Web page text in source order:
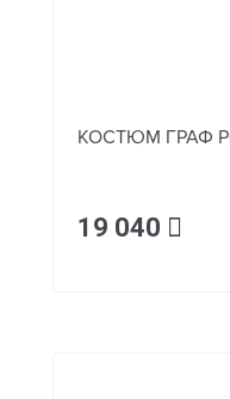
КОСТЮМ ГРАФ
19 040